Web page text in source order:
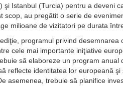
şi Istanbul (Turcia) pentru a deveni
scop, au pregătit o serie de
milioane de vizitatori pe durata
programul privind desemnarea
cele mai importante iniţiative
să elaboreze un program anual
reflecte identitatea lor europeană şi
asemenea, trebuie să planifice